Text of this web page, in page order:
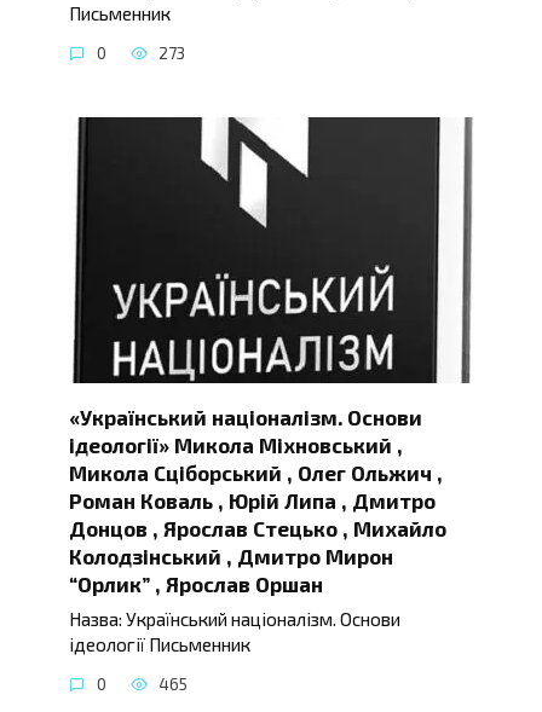
Письменник
0 273
«Український націоналізм. Основи
ідеології» Микола Міхновський ,
Микола Сціборський , Олег Ольжич ,
Роман Коваль , Юрій Липа , Дмитро
Донцов , Ярослав Стецько , Михайло
Колодзінський , Дмитро Мирон
“Орлик” , Ярослав Оршан
Назва: Український націоналізм. Основи
ідеології Письменник
0 465